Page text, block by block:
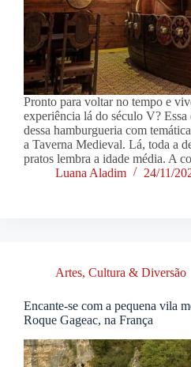
Pronto para voltar no tempo e
experiência lá do século V? Essa
dessa hamburgueria com
a Taverna Medieval. Lá, toda a
pratos lembra a idade média. A
Luana Aladim
24/11/
Artes, Cultura & Diversão
Encante-se com a pequena vila
Roque Gageac, na França